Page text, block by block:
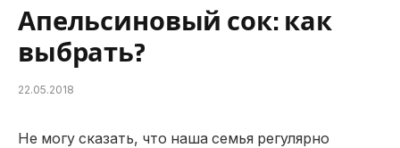
Апельсиновый сок: как
выбрать?
22.05.2018
Не могу сказать, что наша семья регулярно